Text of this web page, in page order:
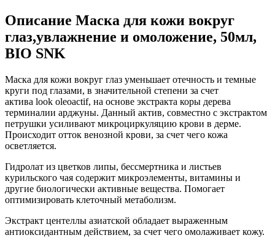
Описание Маска для кожи вокруг
глаз,увлажнение и омоложение, 50мл,
BIO SNK
Маска для кожи вокруг глаз уменьшает отечность и темные
круги под глазами, в значительной степени за счет
актива look oleoactif, на основе экстракта коры дерева
терминалии арджуны. Данный актив, совместно с экстрактом
петрушки усиливают микроциркуляцию крови в дерме.
Происходит отток венозной крови, за счет чего кожа
осветляется.
Гидролат из цветков липы, бессмертника и листьев
курильского чая содержит микроэлементы, витамины и
другие биологически активные вещества. Помогает
оптимизировать клеточный метаболизм.
Экстракт центеллы азиатской обладает выраженным
антиоксидантным действием, за счет чего омолаживает кожу.